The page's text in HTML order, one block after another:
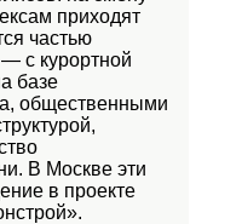
приходят
частью
с курортной
базе
общественными
В Москве эти
в проекте